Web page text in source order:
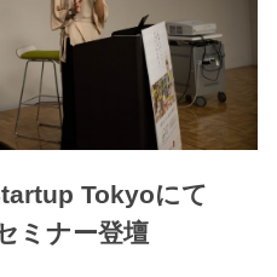
Tokyoにて
ミナー登壇